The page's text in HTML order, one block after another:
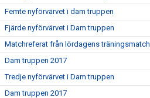
Femte nyförvärvet i dam truppen
Fjärde nyförvärvet i Dam truppen
Matchreferat från lördagens träningsmatch
Dam truppen 2017
Tredje nyförvärvet i Dam truppen
Dam truppen 2017